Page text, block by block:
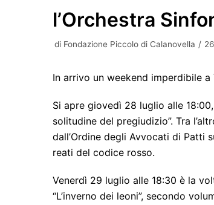
l’Orchestra
di Fondazione Piccolo di Calanovella
In arrivo un weekend imperdibile a
Si apre giovedì 28 luglio alle
solitudine del pregiudizio”. Tra
dall’Ordine degli Avvocati di Patti
reati del codice rosso.
Venerdì 29 luglio alle 18:30 è la
“L’inverno dei leoni”, secondo